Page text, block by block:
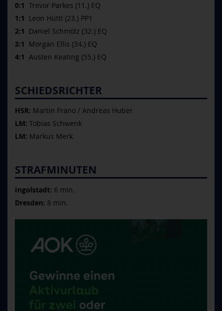
0:1 Trevor Parkes (11.) EQ
1:1 Leon Hüttl (23.) PP1
2:1 Daniel Schmölz (32.) EQ
3:1 Morgan Ellis (34.) EQ
4:1 Austen Keating (55.) EQ
SCHIEDSRICHTER
HSR: Martin Frano / Andreas Huber
LM: Tobias Schwenk
LM: Markus Merk
STRAFMINUTEN
Ingolstadt: 6 min.
Dresden: 8 min.